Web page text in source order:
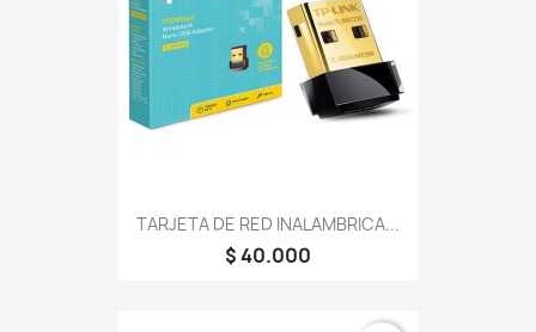
TARJETA DE RED INALAMBRICA...
$ 40.000